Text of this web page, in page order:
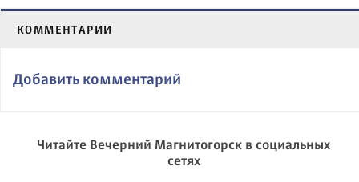
КОММЕНТАРИИ
Добавить комментарий
Читайте Вечерний Магнитогорск в социальных
сетях